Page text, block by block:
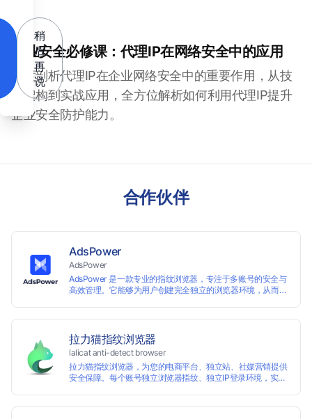
稍
后
再
说
企业安全必修课：代理IP在网络安全中的应用
深度剖析代理IP在企业网络安全中的重要作用，从技
术架构到实战应用，全方位解析如何利用代理IP提升
企业安全防护能力。
合作伙伴
AdsPower
AdsPower
AdsPower 是一款专业的指纹浏览器，专注于多账号的安全与
高效管理。它能够为用户创建完全独立的浏览器环境，从而避
拉力猫指纹浏览器
lalicat anti-detect browser
拉力猫指纹浏览器，为您的电商平台、独立站、社媒营销提供
安全保障。每个账号独立浏览器指纹、独立IP登录环境，实现